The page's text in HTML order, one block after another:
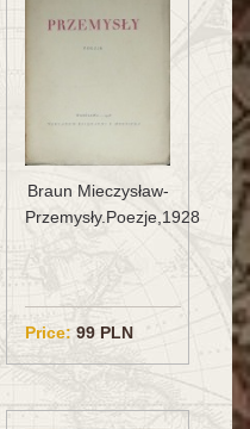
Braun Mieczysław-
Przemysły.Poezje,1928
Price: 99 PLN